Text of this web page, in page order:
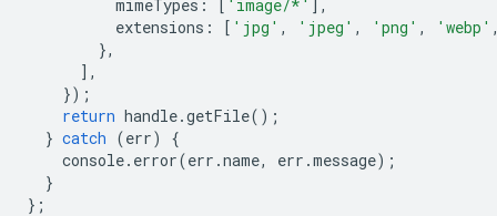
mimeTypes : [ 'image/*' ],
extensions : [ 'jpg' , 'jpeg' , 'png' , 'webp'
},
],
});
return handle.getFile();
} catch (err)
{
console. error(err .name, err .message);
}
};